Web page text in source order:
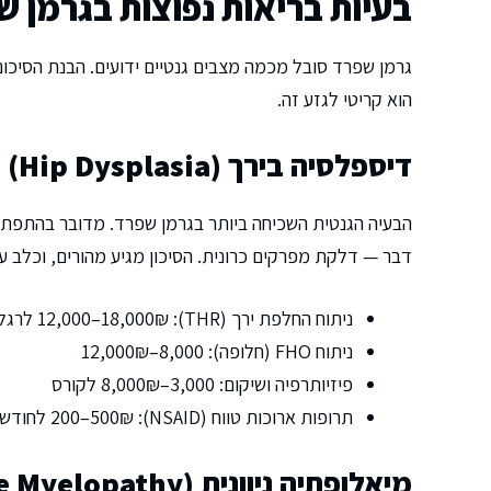
גרמן שפרד סובל מכמה מצבים גנטיים ידועים. הבנת
הוא קריטי לגזע זה.
דיספלסיה בירך (Hip Dysplasia)
הבעיה הגנטית השכיחה ביותר בגרמן שפרד. מדובר
דבר — דלקת מפרקים כרונית. הסיכון מגיע מהורים, וכלב
ניתוח החלפת ירך (THR): 12,000–18,000₪ לרגל
ניתוח FHO (חלופה): 8,000–12,000₪
פיזיותרפיה ושיקום: 3,000–8,000₪ לקורס
תרופות ארוכות טווח (NSAID): 200–500₪ לחודש
מיאלופתיה ניוונית (Degenerative Myelopathy)